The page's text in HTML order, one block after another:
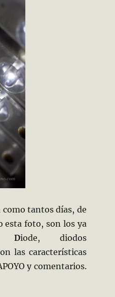
tantos días, de
esta foto, son los ya
Diode, diodos
las características
y comentarios.